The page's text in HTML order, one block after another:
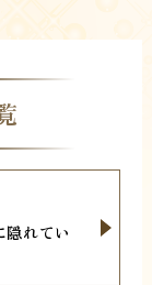
れてい